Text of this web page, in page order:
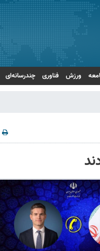
ورزش فناوری چندرسانه‌ای